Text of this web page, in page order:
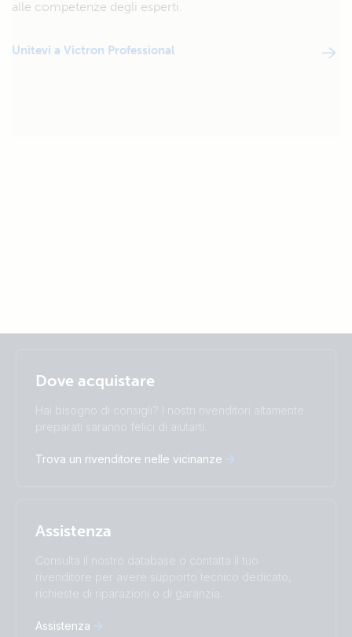
alle competenze degli esperti.
Unitevi a Victron Professional
Italiano
Change language
Čeština
Dansk
Español
Français
Română
Türkçe
Ελληνικά
Русский
Українська
中國人
Dove acquistare
Hai bisogno di consigli? I nostri rivenditori altamente
preparati saranno felici di aiutarti.
Trova un rivenditore nelle vicinanze
Assistenza
Consulta il nostro database o contatta il tuo
rivenditore per avere supporto tecnico dedicato,
richieste di riparazioni o di garanzia.
Assistenza